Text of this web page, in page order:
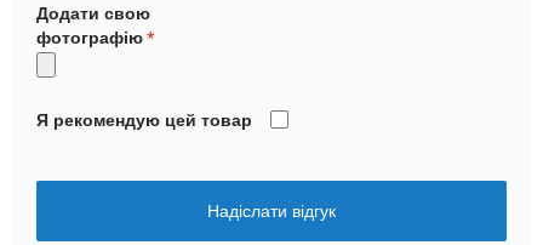
Додати свою
фотографію
Я рекомендую цей товар
Надіслати відгук